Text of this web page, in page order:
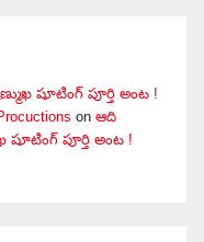
షూటింగ్ పూర్తి అంట !
on ఆది
పూర్తి అంట !